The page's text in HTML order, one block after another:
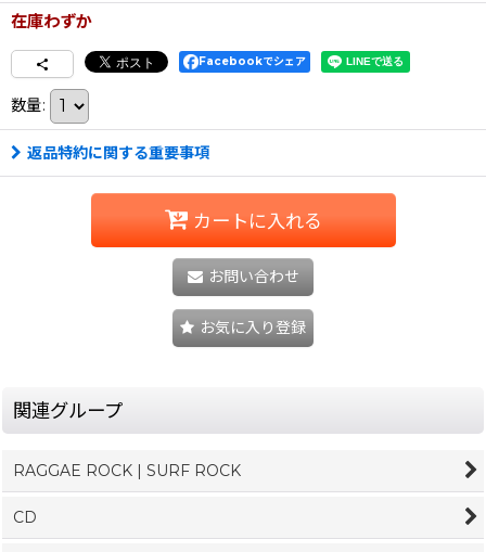
在庫わずか
Facebookでシェア
数量:
返品特約に関する重要事項
カートに入れる
お問い合わせ
お気に入り登録
関連グループ
RAGGAE ROCK | SURF ROCK
CD